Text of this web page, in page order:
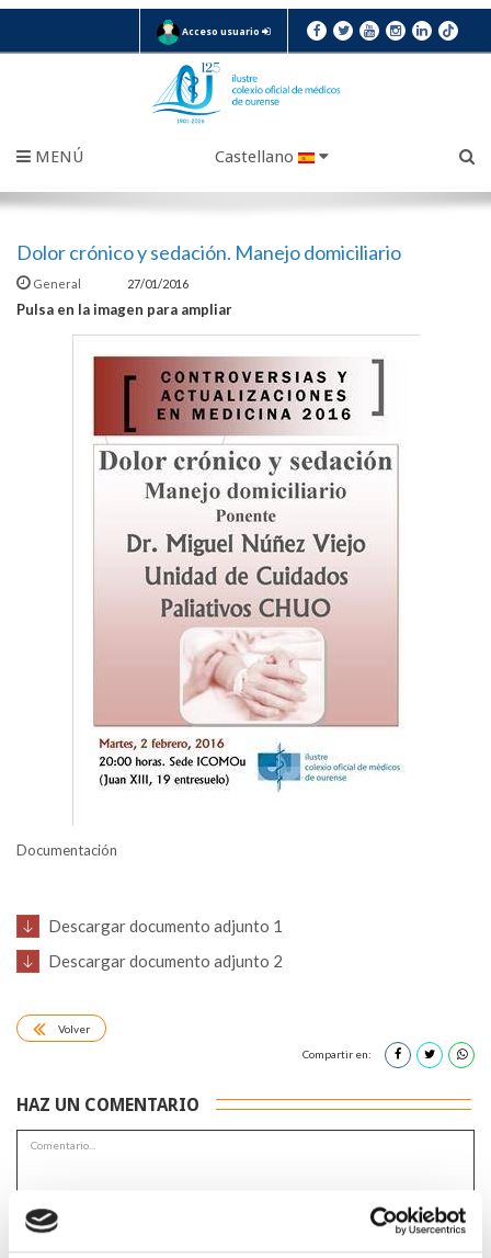
Acceso usuario
MENÚ Castellano
Dolor crónico y sedación. Manejo domiciliario
General 27/01/2016
Pulsa en la imagen para ampliar
Documentación
Descargar documento adjunto 1
Descargar documento adjunto 2
Volver
Compartir en:
HAZ UN COMENTARIO